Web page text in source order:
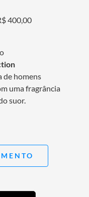
400,00
de homens
uma fragrância
suor.